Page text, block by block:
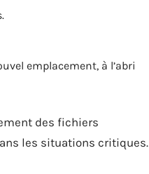
emplacement, à l’abri
des fichiers
les situations critiques.